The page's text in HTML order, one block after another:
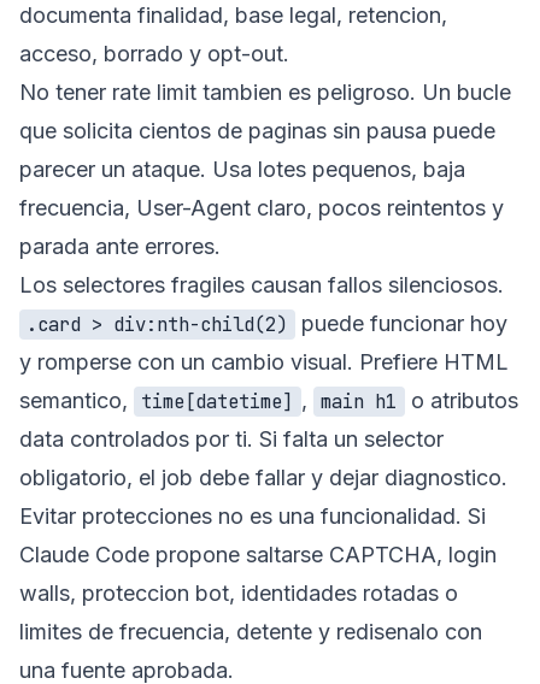
documenta finalidad, base legal, retencion,
acceso, borrado y opt-out.
No tener rate limit tambien es peligroso. Un bucle
que solicita cientos de paginas sin pausa puede
parecer un ataque. Usa lotes pequenos, baja
frecuencia, User-Agent claro, pocos reintentos y
parada ante errores.
Los selectores fragiles causan fallos silenciosos.
.card > div:nth-child(2)
puede funcionar hoy
y romperse con un cambio visual. Prefiere HTML
semantico,
time[datetime] , main h1
o atributos
data controlados por ti. Si falta un selector
obligatorio, el job debe fallar y dejar diagnostico.
Evitar protecciones no es una funcionalidad. Si
Claude Code propone saltarse CAPTCHA, login
walls, proteccion bot, identidades rotadas o
limites de frecuencia, detente y redisenalo con
una fuente aprobada.